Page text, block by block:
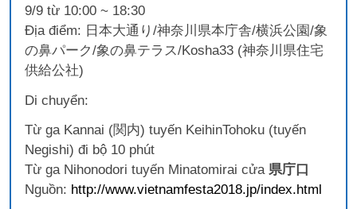
9/9 từ 10:00 ~ 18:30
Địa điểm: 日本大通り/神奈川県本庁舎/横浜公園/象
の鼻パーク/象の鼻テラス/Kosha33 (神奈川県住宅
供給公社)
Di chuyển:
Từ ga Kannai (関内) tuyến KeihinTohoku (tuyến
Negishi) đi bộ 10 phút
Từ ga Nihonodori tuyến Minatomirai cửa 県庁口
Nguồn: http://www.vietnamfesta2018.jp/index.html